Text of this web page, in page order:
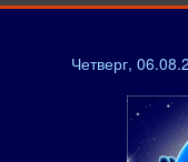
Четверг,